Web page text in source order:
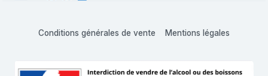
Conditions générales de vente Mentions légales